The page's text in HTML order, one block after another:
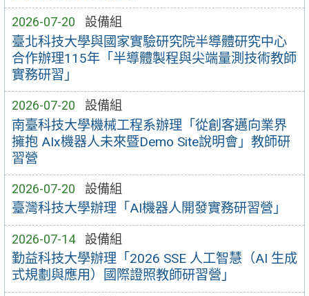
2026-07-20 設備組
臺北科技大學與國家實驗研究院半導體研究中心
合作辦理115年「半導體製程與尖端量測技術教師
實務研習」
2026-07-20 設備組
南臺科技大學機械工程系辦理「從創客邁向業界
擁抱 AIx機器人未來暨Demo Site說明會」教師研
習營
2026-07-20 設備組
臺灣科技大學辦理「AI機器人開發實務研習營」
2026-07-14 設備組
勤益科技大學辦理「2026 SSE 人工智慧（AI 生成
式規劃與應用）國際證照教師研習營」